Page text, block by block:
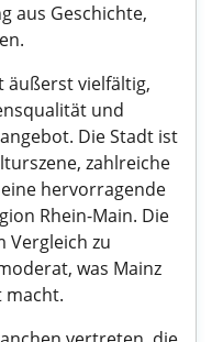
aus Geschichte,
äußerst vielfältig,
und
Die Stadt ist
zahlreiche
hervorragende
Rhein-Main. Die
Vergleich zu
was Mainz
macht.